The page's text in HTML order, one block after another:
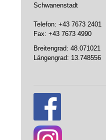
Schwanenstadt
Telefon: +43 7673 2401
Fax: +43 7673 4990
Breitengrad: 48.071021
Längengrad: 13.748556